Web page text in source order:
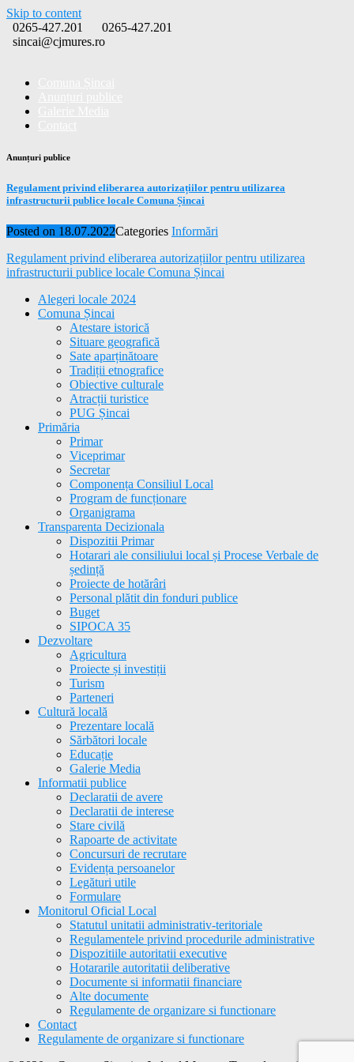
Skip to content
0265-427.201
0265-427.201
sincai@cjmures.ro
Anunțuri publice
Regulament privind eliberarea autorizațiilor pentru utilizarea
infrastructurii publice locale Comuna Șincai
Posted on 18.07.2022Categories Informări
Regulament privind eliberarea autorizațiilor pentru utilizarea
infrastructurii publice locale Comuna Șincai
Alegeri locale 2024
Comuna Șincai
Atestare istorică
Situare geografică
Sate aparținătoare
Tradiții etnografice
Obiective culturale
Atracții turistice
PUG Șincai
Primăria
Primar
Viceprimar
Secretar
Componența Consiliul Local
Program de funcționare
Organigrama
Transparenta Decizionala
Dispozitii Primar
Hotarari ale consiliului local și Procese Verbale de
ședință
Proiecte de hotărâri
Personal plătit din fonduri publice
Buget
SIPOCA 35
Dezvoltare
Agricultura
Proiecte și investiții
Turism
Parteneri
Cultură locală
Prezentare locală
Sărbători locale
Educație
Galerie Media
Informatii publice
Declaratii de avere
Declaratii de interese
Stare civilă
Rapoarte de activitate
Concursuri de recrutare
Evidența persoanelor
Legături utile
Formulare
Monitorul Oficial Local
Statutul unitatii administrativ-teritoriale
Regulamentele privind procedurile administrative
Dispozitiile autoritatii executive
Hotararile autoritatii deliberative
Documente si informatii financiare
Alte documente
Regulamente de organizare si functionare
Contact
Regulamente de organizare si functionare